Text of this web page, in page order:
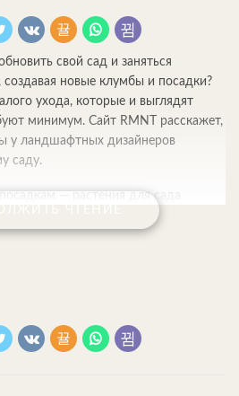
свой сад и заняться
новые клумбы и посадки?
ухода, которые и выглядят
минимум. Сайт RMNT расскажет,
у ландшафтных дизайнеров
саду.
выглядят дикими, но
голубая — травянистое
всем этим требованиям.